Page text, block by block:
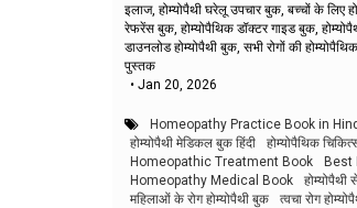
इलाज, होम्योपैथी घरेलू उपचार बुक, बच्चों के लिए
रेफरेंस बुक, होम्योपैथिक डॉक्टर गाइड बुक,
डाउनलोड होम्योपैथी बुक, सभी रोगों की
पुस्तक
• Jan 20, 2026
Homeopathy Practice Book in
होम्योपैथी मेडिकल बुक हिंदी
होम्योपैथिक
Homeopathic Treatment Book
Best
Homeopathy Medical Book
होम्योपैथी
महिलाओं के रोग होम्योपैथी बुक
त्वचा रोग